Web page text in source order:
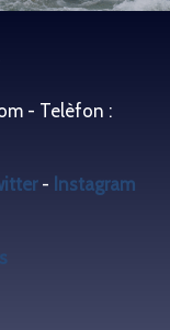
- Telèfon :
- Instagram